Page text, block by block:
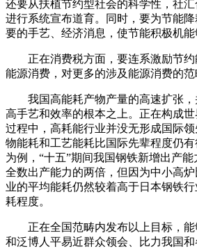
还要从扶植节约型社会的科学性，社
进行系统宣布道育。同时，要为节能
要的手艺、经济消息，使节能积极机能
正在消费税方面，要连系激励节约
能源消费，对更多的涉及能源消费的范
我国高能耗产物产量的高速扩张，
高手艺和效率的根本之上。正在构成
过程中，高耗能行业并没无形成国际
物能耗和工艺能耗比国际先辈程度仍
为例，“十五”期间我国钢铁新增出产
全数出产能力的两倍，但因为中小高
业的平均能耗仍然较着高于日本钢铁
耗程度。
正在全国范畴内发布以上目标，能
和泛博人平易近群众领会、比力我国